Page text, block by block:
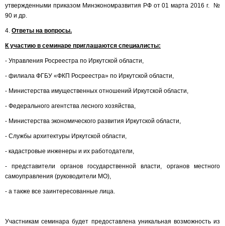
утвержденными приказом Минэкономразвития РФ от 01 марта 2016 г. №
90 и др.
4. Ответы на вопросы.
К участию в семинаре приглашаются специалисты:
- Управления Росреестра по Иркутской области,
- филиала ФГБУ «ФКП Росреестра» по Иркутской области,
- Министерства имущественных отношений Иркутской области,
- Федерального агентства лесного хозяйства,
- Министерства экономического развития Иркутской области,
- Службы архитектуры Иркутской области,
- кадастровые инженеры и их работодатели,
- представители органов государственной власти, органов местного
самоуправления (руководители МО),
- а также все заинтересованные лица.
Участникам семинара будет предоставлена уникальная возможность из